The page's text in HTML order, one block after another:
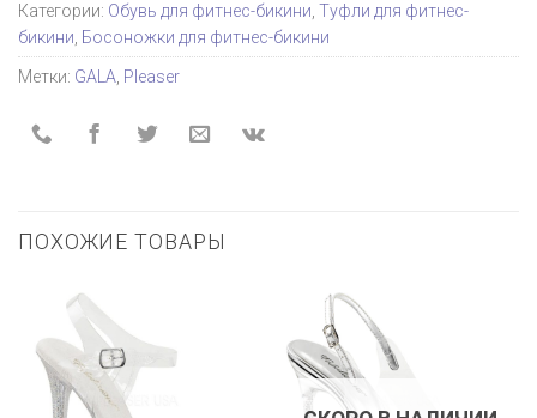
Категории: Обувь для фитнес-бикини Туфли для фитнес-
бикини Босоножки для фитнес-бикини
Метки: GALA Pleaser
ПОХОЖИЕ ТОВАРЫ